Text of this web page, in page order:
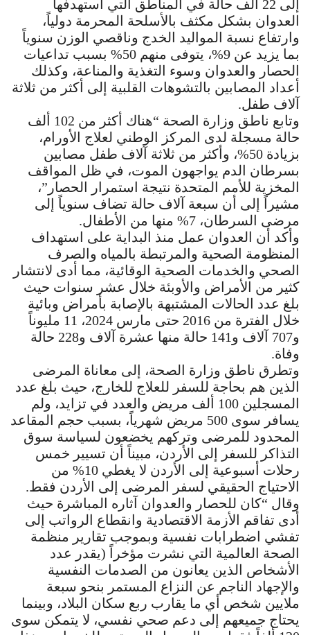
إلى 22 ألف حالة في المناطق التي استهدفها
العدوان بشكل مكثف بالأسلحة المحرمة دولياً،
وارتفاع نسبة المواليد الخدج وناقصي الوزن سنوياً
بما يزيد عن 9%، يتوفى منهم 50% بسبب تداعيات
الحصار والعدوان وسوء التغذية والمناعة، وكذلك
أعداد المصابين بالتشوهات القلبية إلى أكثر من ثلاثة
آلاف طفل.
وتابع ناطق وزارة الصحة “هناك أكثر من 102 ألف
حالة مسجلة لدى المركز الوطني لعلاج الأورام،
بزيادة 50%، وأكثر من ثلاثة آلاف طفل مصابين
بسرطان الدم يواجهون الموت، في ظل المواقف
المخزية للأمم المتحدة نتيجة استمرار الحصار”،
مشيراً إلى أن سبعة آلاف حالة تضاف سنوياً إلى
مرضى السرطان، 7% منها من الأطفال.
وأكد أن العدوان عمل منذ البداية على استهداف
المنظومة الصحية والمرتبطة بالمياه والصرف
الصحي والخدمات الصحية الوقائية، مما أدى لانتشار
كثير من الأمراض والأوبئة خلال عشر سنوات حيث
بلغ عدد الحالات المشتبهة بالإصابة بأمراض وبائية
خلال الفترة من 2016 حتى مارس 2024، 11 مليوناً
و707 آلاف و141 حالة منها عشرة آلاف و228 حالة
وفاة.
وتطرق ناطق وزارة الصحة، إلى معاناة المرضى
الذين هم بحاجة للسفر للعلاج للخارج، حيث بلغ عدد
المسجلين 100‏ ألف مريض والعدد في تزايد، ولم
يسافر سوى 500‏ مريض شهرياً، بسبب حجم المقاعد
المحدود للمرضى وتركهم يخضعون لسياسة سوق
التذاكر للسفر إلى الأردن، مبيناً أن تسيير خمس
رحلات أسبوعية إلى الأردن لا يغطي 10% من
الاحتياج الحقيقي لسفر المرضى إلى الأردن فقط.
وقال “كان للحصار والعدوان آثاره المباشرة حيث
أدى تفاقم الأزمة الاقتصادية وانقطاع الرواتب إلى
تفشي اضطرابات نفسية وبموجب تقارير منظمة
الصحة العالمية التي نشرت مؤخراً (يقدر عدد
الأشخاص الذين يعانون من الصدمات النفسية
والإجهاد الناجم عن النزاع المستمر بنحو سبعة
ملايين شخص أي ما يقارب ربع سكان البلاد، وبينما
يحتاج جميعهم إلى دعم صحي نفسي، لا يتمكن سوى